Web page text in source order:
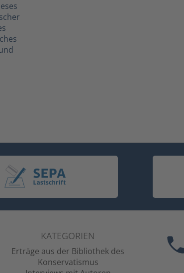
KATEGORIEN
Erträge aus der Bibliothek des
Konservatismus